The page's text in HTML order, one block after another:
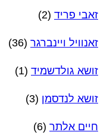
זאבי פריד (2)
זאנוויל ויינברגר (36)
זושא גולדשמיד (1)
זושא לנדסמן (3)
חיים אלתר (6)